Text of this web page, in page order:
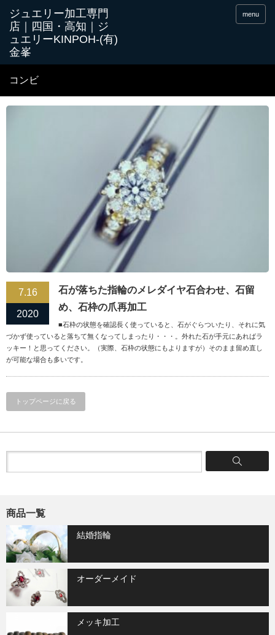
menu
コンビ
7.16
2020
石が落ちた指輪のメレダイヤ石合わせ、石留
め、石枠の爪再加工
■石枠の状態を確認長く使っていると、石がぐらついたり、それに気
づかず使っていると落ちて無くなってしまったり・・・。外れた石が手元にあればラ
ッキー！と思ってください。（実際、石枠の状態にもよりますが）そのまま留め直し
が可能な場合も多いです。
トップページに戻る
商品一覧
結婚指輪
オーダーメイド
メッキ加工